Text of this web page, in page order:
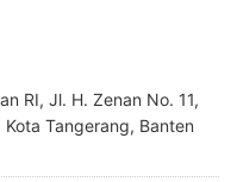
RI, Jl. H. Zenan No. 11,
Tangerang, Banten